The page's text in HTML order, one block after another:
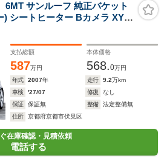
サンルーフ 純正バケット
) シートヒーター Bカメラ XYZ
グ 社外スタビライザー マフラ
支払総額
587万円
本体価格
568.0万円
年式
2007年 走行 9.2万km
車検
'27/07 修復
なし
保証
保証無 整備
法定整備無
住所
京都府京都市伏見区
在庫確認・見積依頼
電話する